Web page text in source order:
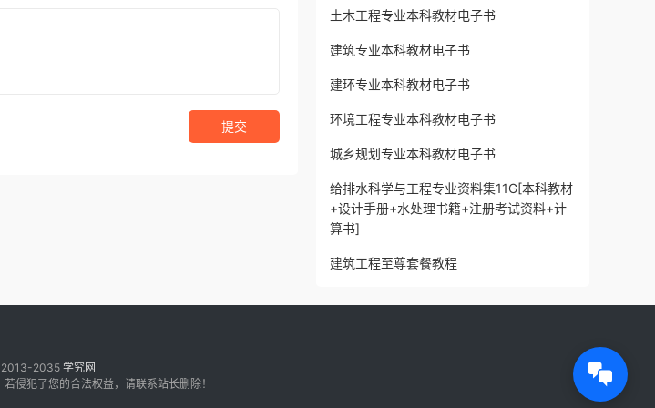
提交
土木工程专业本科教材电子书
建筑专业本科教材电子书
建环专业本科教材电子书
环境工程专业本科教材电子书
城乡规划专业本科教材电子书
给排水科学与工程专业资料集11G[本科教材
+设计手册+水处理书籍+注册考试资料+计
算书]
建筑工程至尊套餐教程
2035学究网
侵犯了您的合法权益，请联系站长删除！